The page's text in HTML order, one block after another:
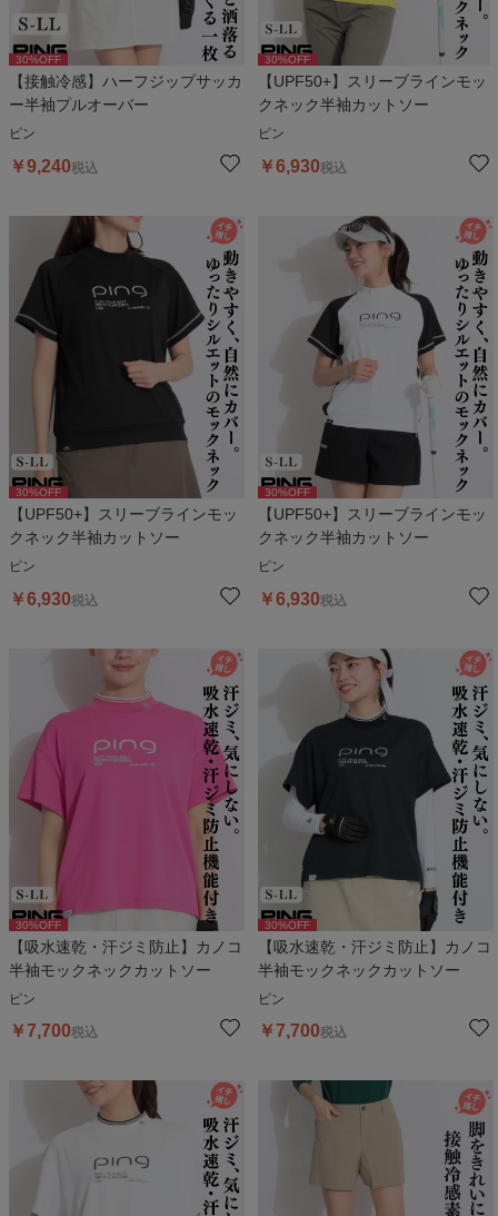
30%OFF
【接触冷感】ハーフジップサッカ
ー半袖プルオーバー
ピン
￥9,240税込
30%OFF
【UPF50+】スリーブラインモッ
クネック半袖カットソー
ピン
￥6,930税込
30%OFF
【UPF50+】スリーブラインモッ
クネック半袖カットソー
ピン
￥6,930税込
30%OFF
【UPF50+】スリーブラインモッ
クネック半袖カットソー
ピン
￥6,930税込
30%OFF
【吸水速乾・汗ジミ防止】カノコ
半袖モックネックカットソー
ピン
￥7,700税込
30%OFF
【吸水速乾・汗ジミ防止】カノコ
半袖モックネックカットソー
ピン
￥7,700税込